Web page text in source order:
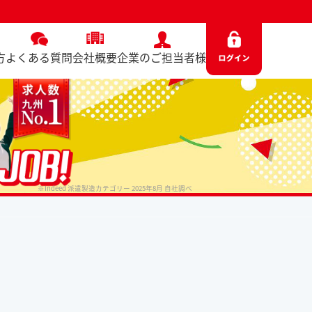
よくある質問会社概要企業のご担当者様
※Indeed 派遣製造カテゴリー 2025年8月 自社調べ